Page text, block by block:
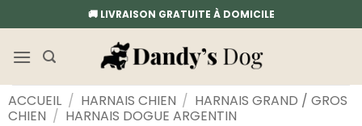
au
contenu
🚚 LIVRAISON GRATUITE À DOMICILE
ACCUEIL / HARNAIS CHIEN / HARNAIS GRAND / GROS
CHIEN / HARNAIS DOGUE ARGENTIN